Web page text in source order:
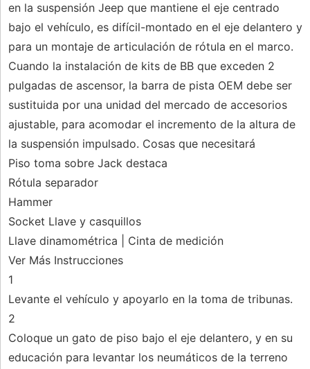
en la suspensión Jeep que mantiene el eje centrado
bajo el vehículo, es difícil-montado en el eje delantero y
para un montaje de articulación de rótula en el marco.
Cuando la instalación de kits de BB que exceden 2
pulgadas de ascensor, la barra de pista OEM debe ser
sustituida por una unidad del mercado de accesorios
ajustable, para acomodar el incremento de la altura de
la suspensión impulsado. Cosas que necesitará
Piso toma sobre Jack destaca
Rótula separador
Hammer
Socket Llave y casquillos
Llave dinamométrica | Cinta de medición
Ver Más Instrucciones
1
Levante el vehículo y apoyarlo en la toma de tribunas.
2
Coloque un gato de piso bajo el eje delantero, y en su
educación para levantar los neumáticos de la terreno